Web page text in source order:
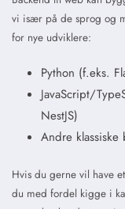
vi især på de sprog og
for nye udviklere:
Python (f.eks.
JavaScript/
NestJS)
Andre klassiske
Hvis du gerne vil have
du med fordel kigge i